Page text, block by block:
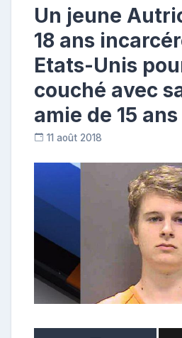
Un jeune
18 ans
Etats-Unis
couché avec
amie de 15 ans
11 août 2018
i
e